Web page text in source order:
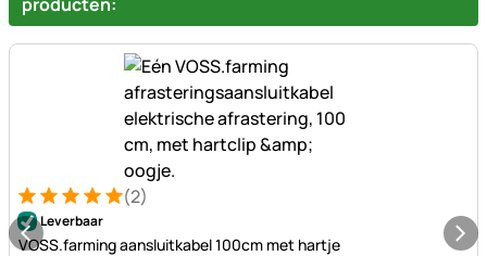
Beoordeling: 5 van 5 (2 beoordelingen)
2 Bewertungen
(2)
Leverbaar
VOSS.farming aansluitkabel 100cm met hartje